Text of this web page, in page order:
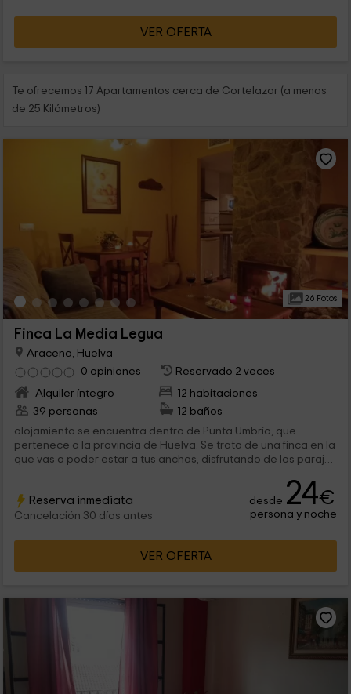
VER OFERTA
Te ofrecemos 17 Apartamentos cerca de Cortelazor (a menos
de 25 Kilómetros)
26 Fotos
Finca La Media Legua
Aracena, Huelva
0 opiniones
Reservado 2 veces
Alquiler íntegro
12 habitaciones
39 personas
12 baños
alojamiento se encuentra dentro de Punta Umbría, que
pertenece a la provincia de Huelva. Se trata de una finca en la
que vas a poder estar a tus anchas, disfrutando de los parajes
Reserva inmediata
Cancelación 30 días antes
desde 24€
persona y noche
VER OFERTA